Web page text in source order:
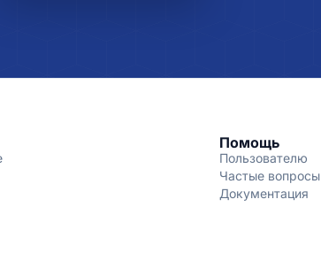
Помощь
Пользователю
Частые вопросы
Документация